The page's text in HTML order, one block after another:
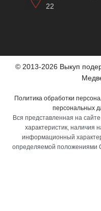
22
© 2013-2026 Выкуп
Политика обработки
персональных
Вся представленная на
характеристик, наличия
информационный
определяемой положениями